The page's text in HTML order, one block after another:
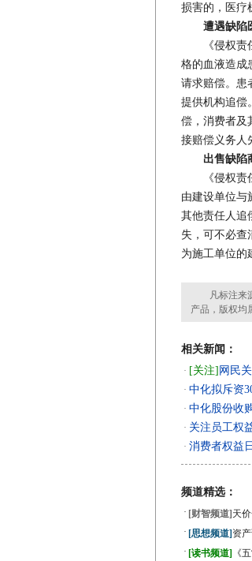
损害的，医疗
遭遇缺陷
《侵权责任
格的血液造成
请求赔偿。患
提供机构追偿
偿，消费者及
接赔偿义务人
出售缺陷
《侵权责任
由建设单位与
其他责任人追
失，可不必查
为施工单位的
凡标注来源
产品，版权均
相关新闻：
· [关注] 网民
· 中化拟斥资
· 中化股份收
· 关注员工权
· 消费者权益
频道精选：
· [财智频道] 天
· [思想频道] 资
· [读书频道] 《